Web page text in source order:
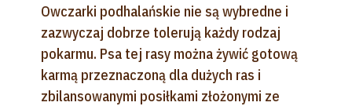
Owczarki podhalańskie nie są wybredne i
zazwyczaj dobrze tolerują każdy rodzaj
pokarmu. Psa tej rasy można żywić gotową
karmą przeznaczoną dla dużych ras i
zbilansowanymi posiłkami złożonymi ze